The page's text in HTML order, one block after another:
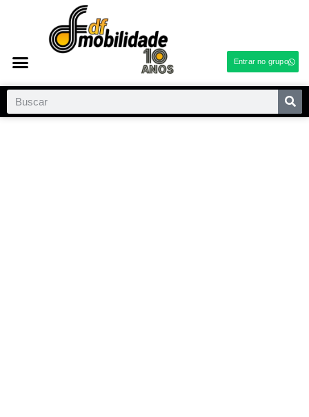
Entrar no grupo